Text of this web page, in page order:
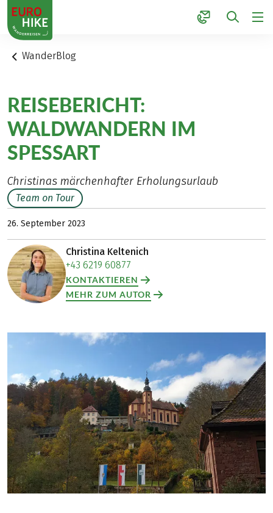
1
WanderBlog
REISEBERICHT:
WALDWANDERN IM
SPESSART
Christinas märchenhafter Erholungsurlaub
Team on Tour
26. September 2023
Christina Keltenich
+43 6219 60877
KONTAKTIEREN
MEHR ZUM AUTOR